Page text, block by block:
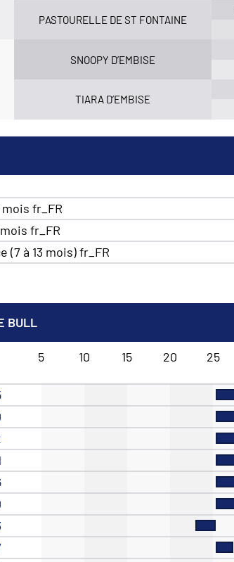
PASTOURELLE DE ST FONTAINE
SNOOPY D’EMBISE
TIARA D’EMBISE
mois fr_FR
fr_FR
(7 à 13 mois) fr_FR
BULL
5 10 15 20 25